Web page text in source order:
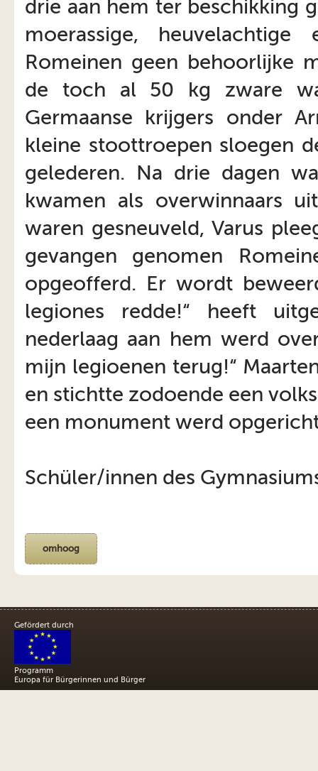
drie aan hem ter beschikking
moerassige,
Romeinen geen behoorlijke
de toch al 50 kg zware
Germaanse krijgers onder
kleine stoottroepen sloegen
gelederen. Na drie dagen
kwamen als overwinnaars
waren gesneuveld, Varus
gevangen genomen
opgeofferd. Er wordt
legiones redde!“ heeft
nederlaag aan hem werd
mijn legioenen terug!“
en stichtte zodoende een
een monument werd
Schüler/innen des
omhoog
Gefördert durch
Programm
Europa für Bürgerinnen und Bürger